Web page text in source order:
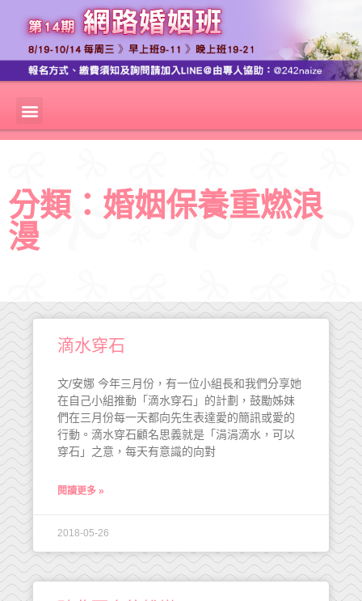
分類：婚姻保養重燃浪
漫
滴水穿石
文/安娜 今年三月份，有一位小組長和我們分享她
在自己小組推動「滴水穿石」的計劃，鼓勵姊妹
們在三月份每一天都向先生表達愛的簡訊或愛的
行動。滴水穿石顧名思義就是「涓涓滴水，可以
穿石」之意，每天有意識的向對
閱讀更多 »
2018-05-26